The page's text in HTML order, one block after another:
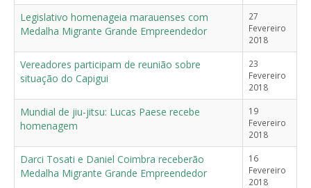
Legislativo homenageia marauenses com
Medalha Migrante Grande Empreendedor
27
Fevereiro
2018
Vereadores participam de reunião sobre
situação do Capigui
23
Fevereiro
2018
Mundial de jiu-jitsu: Lucas Paese recebe
homenagem
19
Fevereiro
2018
Darci Tosati e Daniel Coimbra receberão
Medalha Migrante Grande Empreendedor
16
Fevereiro
2018